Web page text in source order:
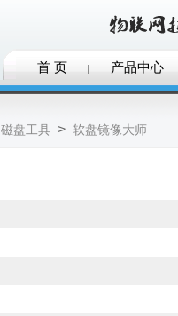
首 页 产品中心
磁盘工具 > 软盘镜像大师